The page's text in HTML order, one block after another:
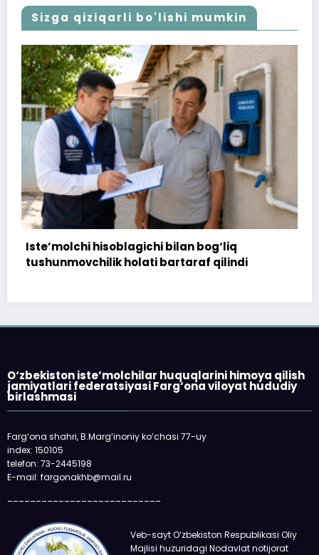
Sizga qiziqarli bo'lishi mumkin
172 million so‘m to‘landi, ammo uy
topshirilmadi…
O‘zbekiston iste’molchilar huquqlarini himoya qilish
jamiyatlari federatsiyasi Farg‘ona viloyat hududiy
birlashmasi
Farg‘ona shahri, B.Marg‘inoniy ko‘chasi 77-uy
index: 150105
telefon: 73-2445198
E-mail: fargonakhb@mail.ru
Veb-sayt O‘zbekiston Respublikasi Oliy
Majlisi huzuridagi Nodavlat notijorat